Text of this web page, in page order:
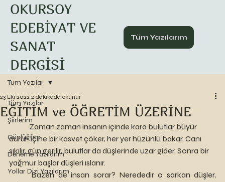
Tüm Yazılarım
OKURSOY
EDEBİYAT VE
SANAT
DERGİSİ
Tüm Yazılar
Şiirlerim
Günlüğüm
Deneme Yazılarım
Yollar Dizi Yazılarım
Tüm Yazılar
EĞİTİM ve ÖĞRETİM ÜZERİNE
23 Eki 2022 2 dakikada okunur
	Zaman zaman insanın içinde kara bulutlar büyür
durur. İçine bir kasvet çöker, her yer hüzünlü bakar. Canı
sıkılır, gün gerilir, bulutlar da düşlerinde uzar gider. Sonra bir
yağmur başlar düşleri ıslanır.
	Bazen de insan sorar? Nerededir o sarkan düşler,